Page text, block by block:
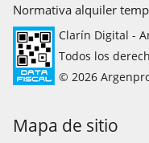
Normativa alquiler
Clarín Digital -
Todos los
© 2026
Mapa de sitio